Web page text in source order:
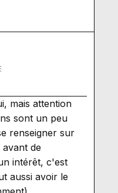
mais attention
sont un peu
renseigner sur
de
intérêt, c'est
aussi avoir le